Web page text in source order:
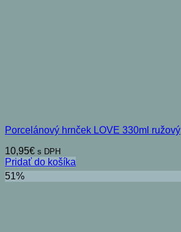
Porcelánový hrnček LOVE 330ml ružový
10,95€ s DPH
Pridať do košíka
51%